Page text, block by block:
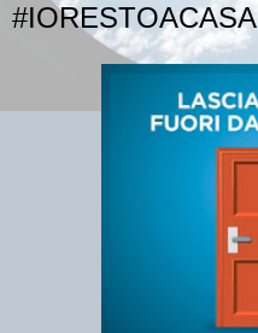
#IORESTOACASA